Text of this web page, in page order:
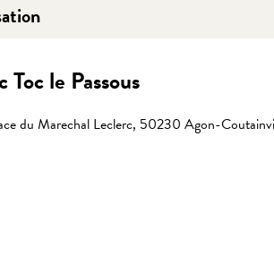
Toc le Passous
du Marechal Leclerc, 50230 Agon-